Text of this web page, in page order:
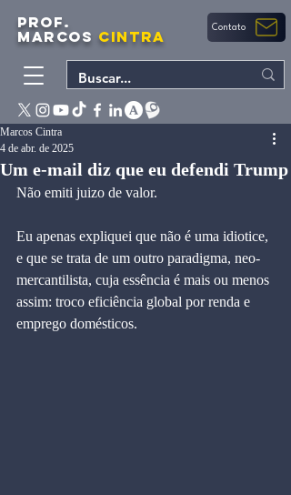
PROF.
MARCOS CINTRA Contato
Um e-mail diz que eu defendi Trump
Marcos Cintra
4 de abr. de 2025
Não emiti juizo de valor.
Eu apenas expliquei que não é uma idiotice,
e que se trata de um outro paradigma, neo-
mercantilista, cuja essência é mais ou menos
assim: troco eficiência global por renda e
emprego domésticos.